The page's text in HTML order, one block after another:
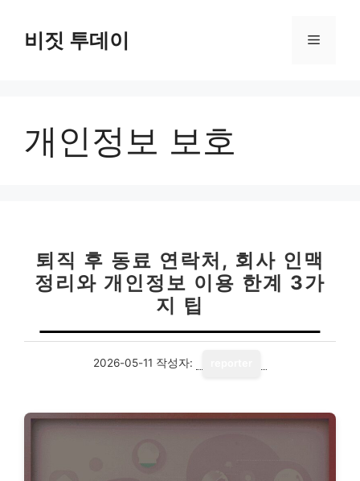
비짓 투데이 메
개인정보 보호
퇴직 후 동료 연락처, 회사 인맥
정리와 개인정보 이용 한계 3가
지 팁
2026-05-11 작성자: